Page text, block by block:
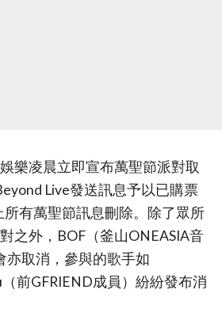
樂凌晨立即宣布萬聖節派對取
Live發送訊息予以已購票
所有萬聖節訊息刪除。除了眾所
之外，BOF（釜山ONEASIA音
亦取消，參與的歌手如
前GFRIEND成員）紛紛發布消